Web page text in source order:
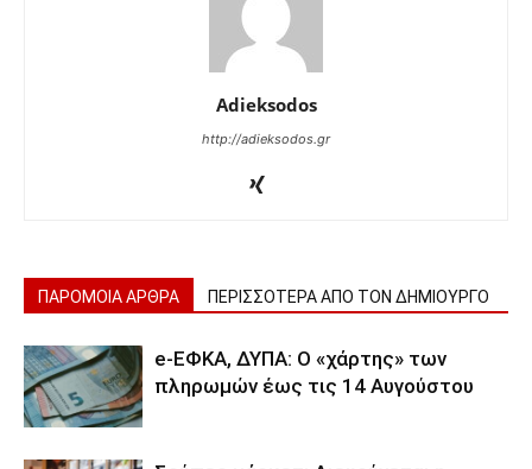
Adieksodos
http://adieksodos.gr
ΠΑΡΟΜΟΙΑ ΑΡΘΡΑ ΠΕΡΙΣΣΟΤΕΡΑ ΑΠΟ ΤΟΝ ΔΗΜΙΟΥΡΓΟ
e-ΕΦΚΑ, ΔΥΠΑ: Ο «χάρτης» των
πληρωμών έως τις 14 Αυγούστου